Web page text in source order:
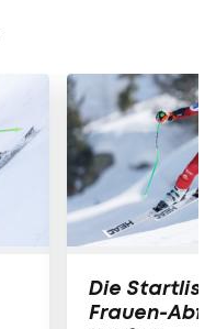
Die
Frauen-